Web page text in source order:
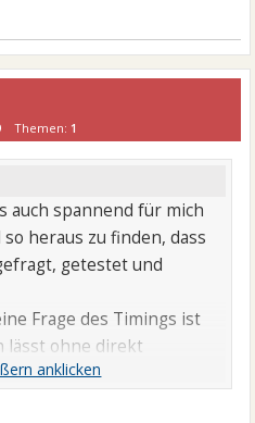
Themen: 1
auch spannend für mich
heraus zu finden, dass
getestet und
Frage des Timings ist
lässt ohne direkt
und beim einfach